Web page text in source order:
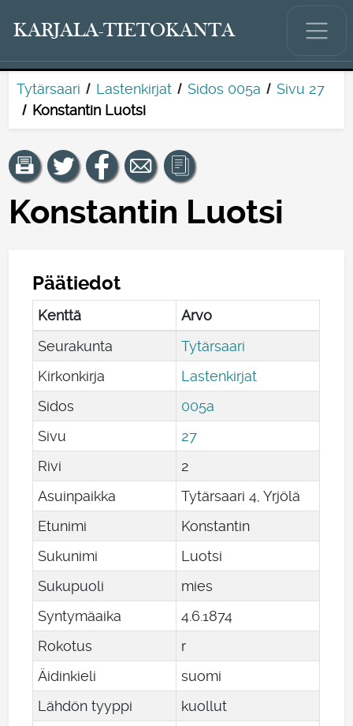
KARJALA-TIETOKANTA
Tytärsaari Lastenkirjat Sidos 005a
Sivu 27
Konstantin Luotsi
Konstantin Luotsi
Päätiedot
Kenttä
Arvo
Seurakunta
Tytärsaari
Kirkonkirja
Lastenkirjat
Sidos
005a
Sivu
27
Rivi
2
Asuinpaikka
Tytärsaari 4, Yrjölä
Etunimi
Konstantin
Sukunimi
Luotsi
Sukupuoli
mies
Syntymäaika
4.61874
Rokotus
r
Äidinkieli
suomi
Lähdön tyyppi
kuollut